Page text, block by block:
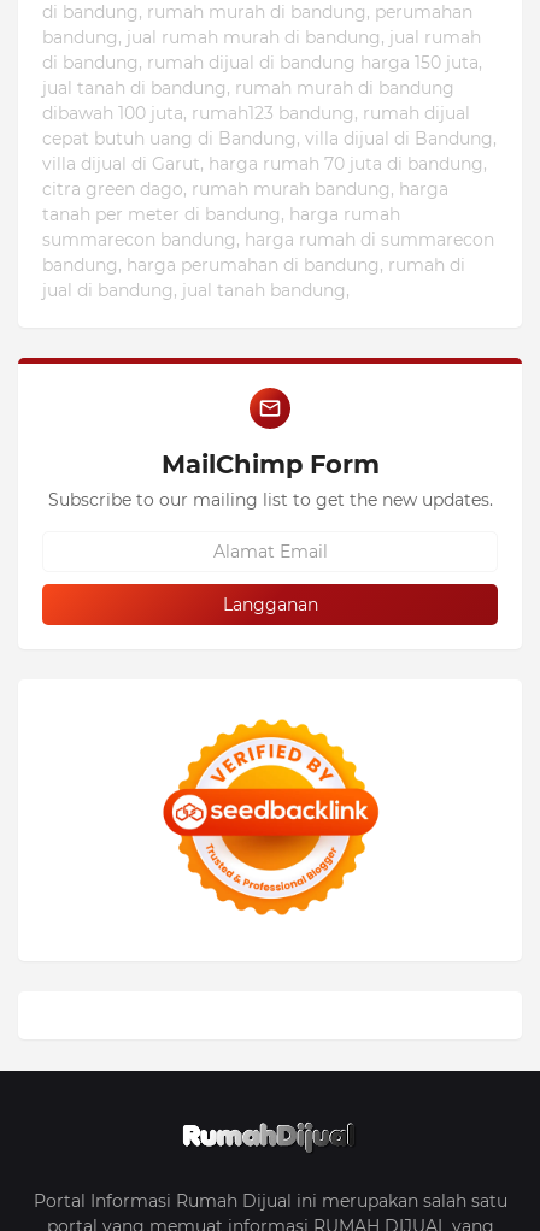
di bandung, rumah murah di bandung, perumahan
bandung, jual rumah murah di bandung, jual rumah
di bandung, rumah dijual di bandung harga 150 juta,
jual tanah di bandung, rumah murah di bandung
dibawah 100 juta, rumah123 bandung, rumah dijual
cepat butuh uang di Bandung, villa dijual di Bandung,
villa dijual di Garut, harga rumah 70 juta di bandung,
citra green dago, rumah murah bandung, harga
tanah per meter di bandung, harga rumah
summarecon bandung, harga rumah di summarecon
bandung, harga perumahan di bandung, rumah di
jual di bandung, jual tanah bandung,
MailChimp Form
Subscribe to our mailing list to get the new updates.
Portal Informasi Rumah Dijual ini merupakan salah satu
portal yang memuat informasi RUMAH DIJUAL yang